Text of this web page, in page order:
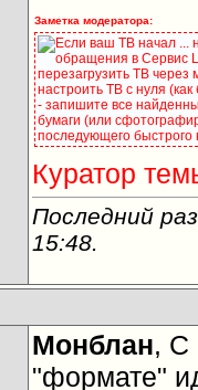
Заметка модератора:
Если ваш ТВ начал ...
обращения в Сервис
перезагрузить ТВ
настроить ТВ с нуля
- запишите все
бумаги (или
последующего быстрого
Куратор
Последний
15:48.
Монблан, С
"формате"